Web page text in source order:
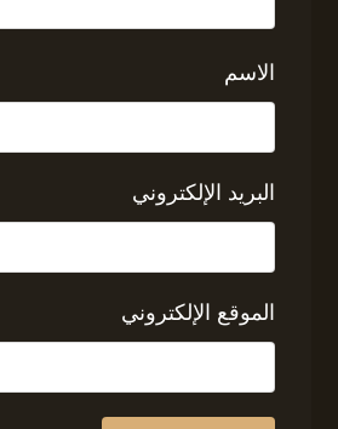
الاسم
البريد الإلكتروني
الموقع الإلكتروني